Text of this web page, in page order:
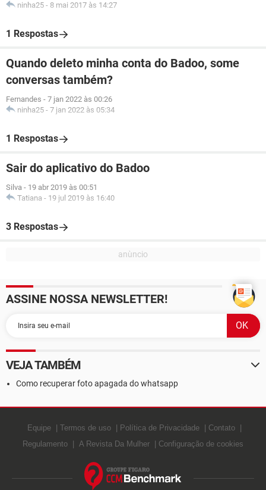
ninha25 - 8 mai 2017 às 14:27
1 Respostas
Quando deleto minha conta do Badoo, some
conversas também?
Fernandes - 7 jan 2022 às 00:26
ninha25 - 7 jan 2022 às 05:34
1 Respostas
Sair do aplicativo do Badoo
Silva - 19 abr 2019 às 00:51
Tatiana - 19 jul 2019 às 16:40
3 Respostas
ASSINE NOSSA NEWSLETTER!
VEJA TAMBÉM
Como recuperar foto apagada do whatsapp
Equipe Termos de uso Política de Privacidade
Contato
Regulamento
A Revista Da Mulher Configuração de cookies